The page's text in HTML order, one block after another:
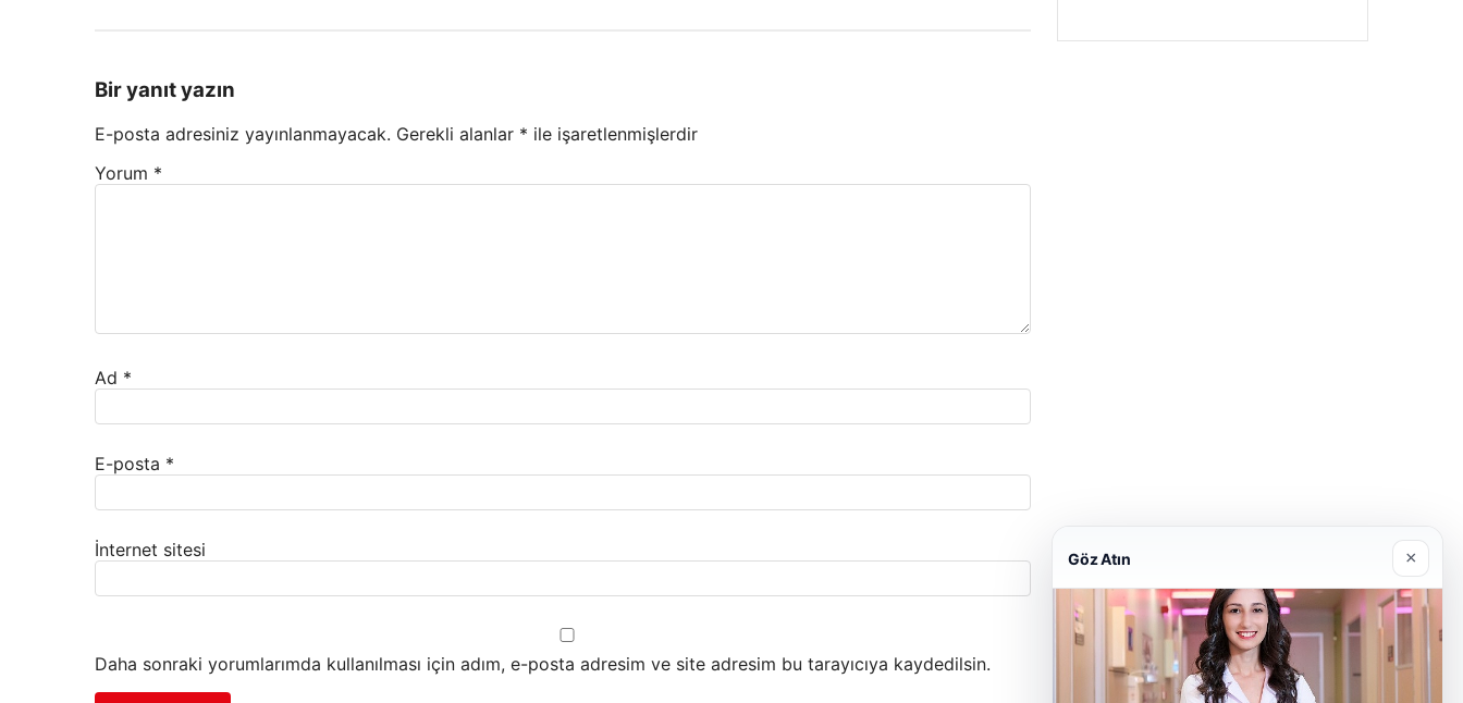
Bir yanıt yazın
E-posta adresiniz yayınlanmayacak. Gerekli alanlar * ile işaretlenmişlerdir
Yorum *
Ad *
E-posta *
İnternet sitesi
Daha sonraki yorumlarımda kullanılması için adım, e-posta adresim ve site adresim bu tarayıcıya kaydedilsin.
Göz Atın ×